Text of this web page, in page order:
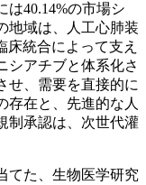
は40.14%の市場シ
地域は、人工心肺装
床統合によって支え
シアチブと体系化さ
せ、需要を直接的に
存在と、先進的な人
制承認は、次世代灌
てた、生物医学研究